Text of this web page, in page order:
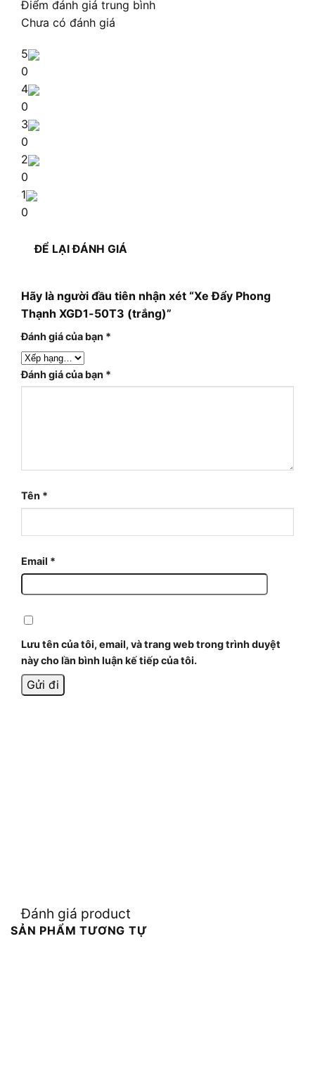
Điểm đánh giá trung bình
Chưa có đánh giá
5
0
4
0
3
0
2
0
1
0
ĐỂ LẠI ĐÁNH GIÁ
Hãy là người đầu tiên nhận xét “Xe Đẩy Phong
Thạnh XGD1-50T3 (trắng)”
Đánh giá của bạn *
Đánh giá của bạn *
Tên *
Email *
Lưu tên của tôi, email, và trang web trong trình duyệt
này cho lần bình luận kế tiếp của tôi.
Đánh giá product
SẢN PHẨM TƯƠNG TỰ